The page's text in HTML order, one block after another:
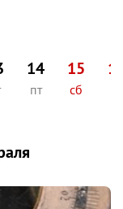
14
пт
15
сб